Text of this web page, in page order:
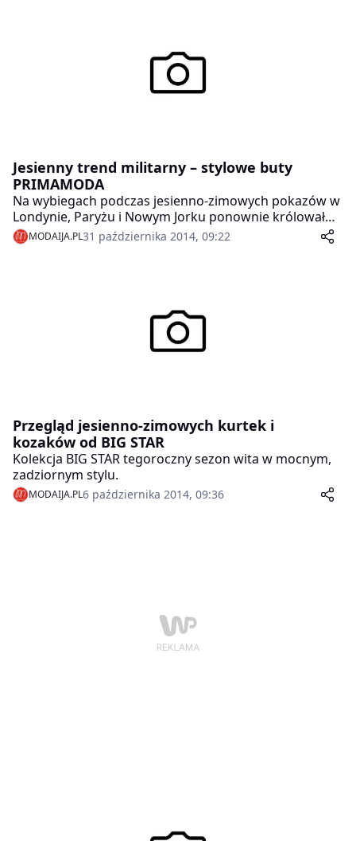
Jesienny trend militarny – stylowe buty
PRIMAMODA
Na wybiegach podczas jesienno-zimowych pokazów w
Londynie, Paryżu i Nowym Jorku ponownie królował
trend militarny. Sylwetki pokazane przez Balmain,
Marca Jacobsa i Christophe’a Lemair’a to jasny sygnał:
wyglądem żołnierskie naramienniki. Do tego
najmodniejszego w tym sezonie outfitu idealnie
sprawdzą się buty PRIMAMODA.
MODAIJA.PL31 października 2014, 09:22
Przegląd jesienno-zimowych kurtek i
kozaków od BIG STAR
Kolekcja BIG STAR tegoroczny sezon wita w mocnym,
zadziornym stylu.
MODAIJA.PL6 października 2014, 09:36